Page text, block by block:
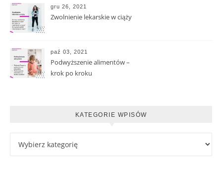
gru 26, 2021
Zwolnienie lekarskie w ciąży
paź 03, 2021
Podwyższenie alimentów –
krok po kroku
KATEGORIE WPISÓW